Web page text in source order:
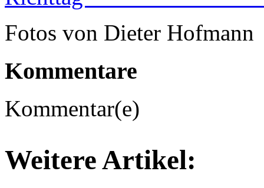
Fotos von Dieter Hofmann
Kommentare
Kommentar(e)
Weitere Artikel: